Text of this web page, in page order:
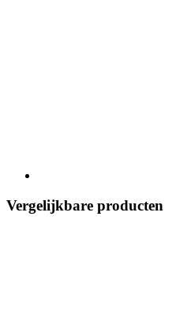
Vergelijkbare producten